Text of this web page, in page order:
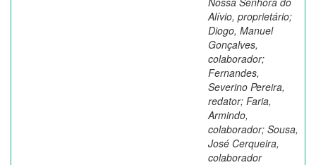
Alívio, proprietário;
Diogo, Manuel
Gonçalves,
colaborador;
Fernandes,
Severino Pereira,
redator; Faria,
Armindo,
colaborador; Sousa,
José Cerqueira,
colaborador